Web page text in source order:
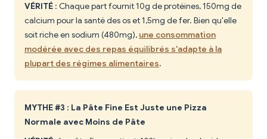
VÉRITÉ : Chaque part fournit 10g de protéines, 150mg de
calcium pour la santé des os et 1,5mg de fer. Bien qu'elle
soit riche en sodium (480mg), une consommation
modérée avec des repas équilibrés s'adapte à la
plupart des régimes alimentaires.
MYTHE #3 : La Pâte Fine Est Juste une Pizza
Normale avec Moins de Pâte